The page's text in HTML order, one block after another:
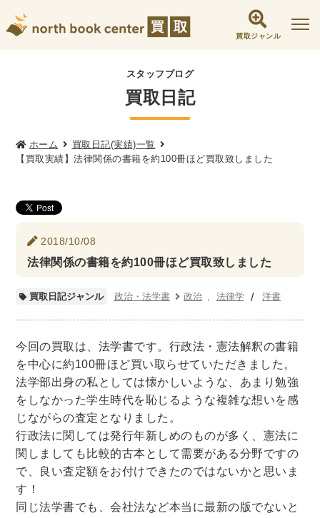
買取ジャンル
社会学書・人文書籍関係
哲学書・心理学・思想書
倫理学・道徳
文化人類学・民俗学
東洋哲学
現象学
西洋哲学 言語学 論理学
政治・法学書
社会学
軍事・外交・国際関係
歴史書・地理
世界史 他歴史地理学
地図・地理・地域研究
日本史
考古学書
経済書・経営書・ビジネス書
ビジネス書
マーケティング・セールス
マネジメント・人材管理・リーダーシップ
経済学・経済事情
経理・アカウンティング
金融・ファイナンス・投資
アート・建築・デザイン・音楽
スタッフブログ
買取日記
ホーム
買取日記(実績)一覧
【買取実績】法律関係の書籍を約100冊ほど買取致しました
2018/10/08
法律関係の書籍を約100冊ほど買取致しました
買取日記ジャンル 政治・法学書 政治 法律学 洋書
今回の買取は、法学書です。行政法・憲法解釈の書籍
を中心に約100冊ほど買い取らせていただきました。
法学部出身の私としては懐かしいような、あまり勉強
をしなかった学生時代を恥じるような複雑な想いを感
じながらの査定となりました。
行政法に関しては発行年新しめのものが多く、憲法に
関しましても比較的古本として需要がある分野ですの
で、良い査定額をお付けできたのではないかと思いま
す！
同じ法学書でも、会社法など本当に最新の版でないと